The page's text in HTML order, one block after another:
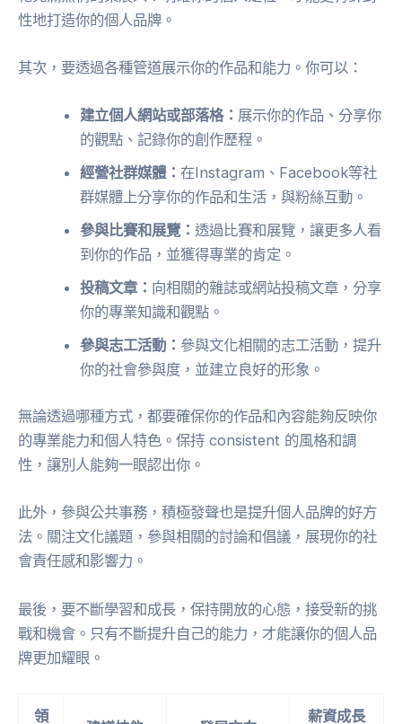
性地打造你的個人品牌。
其次，要透過各種管道展示你的作品和能力。你可以：
建立個人網站或部落格： 展示你的作品、分享你
的觀點、記錄你的創作歷程。
經營社群媒體：在Instagram、Facebook等社
群媒體上分享你的作品和生活，與粉絲互動。
參與比賽和展覽：透過比賽和展覽，讓更多人看
到你的作品，並獲得專業的肯定。
投稿文章： 向相關的雜誌或網站投稿文章，分享
你的專業知識和觀點。
參與志工活動： 參與文化相關的志工活動，提升
你的社會參與度，並建立良好的形象。
無論透過哪種方式，都要確保你的作品和內容能夠反映你
的專業能力和個人特色。保持 consistent 的風格和調
性，讓別人能夠一眼認出你。
此外，參與公共事務，積極發聲也是提升個人品牌的好方
法。關注文化議題，參與相關的討論和倡議，展現你的社
會責任感和影響力。
最後，要不斷學習和成長，保持開放的心態，接受新的挑
戰和機會。只有不斷提升自己的能力，才能讓你的個人品
牌更加耀眼。
領
薪資成長